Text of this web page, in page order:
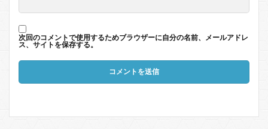
次回のコメントで使用するためブラウザーに自分の名前、メールアドレ
ス、サイトを保存する。